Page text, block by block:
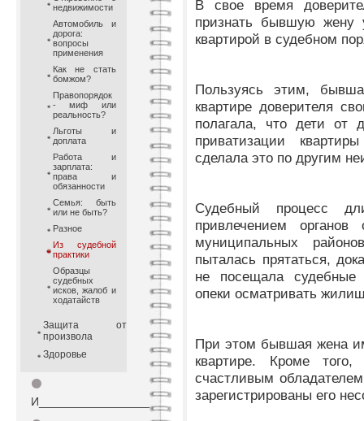
недвижимости
Автомобиль и
дорога:
вопросы
применения
Как не стать
бомжом?
Правопорядок
- миф или
реальность?
Льготы и
доплата
Работа и
зарплата:
права и
обязанности
Семья: быть
или не быть?
Разное
Из судебной
практики
Образцы
судебных
исков, жалоб и
ходатайств
Защита от
произвола
Здоровье
⚫
И_________________
В свое время
признать бывшую жену
квартирой в судебном
Пользуясь этим,
квартире доверителя
полагала, что дети от
приватизации
сделала это по другим
Судебный процесс
привлечением
муниципальных
пыталась прятаться,
не посещала судебные
опеки осматривать
При этом бывшая жена
квартире. Кроме
счастливым
зарегистрированы его